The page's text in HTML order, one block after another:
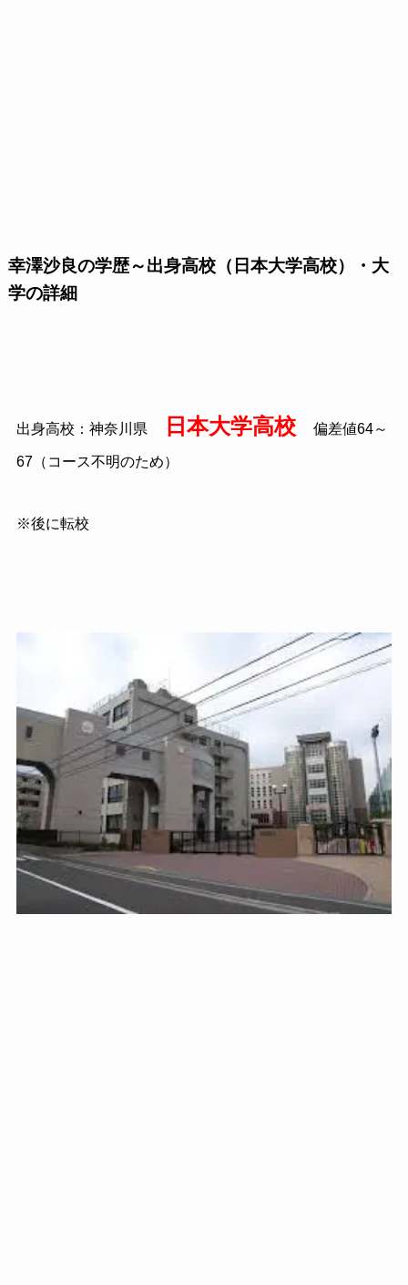
幸澤沙良の学歴～出身高校（日本大学高校）・大
学の詳細
出身高校：神奈川県 日本大学高校 偏差値64～
67（コース不明のため）
※後に転校